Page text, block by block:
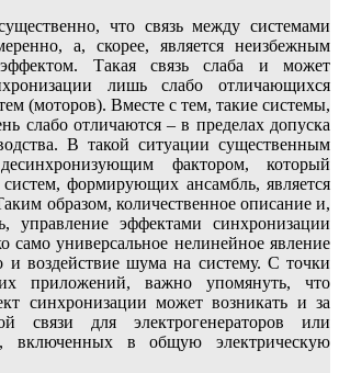
что связь между системами
а, скорее, является неизбежным
Такая связь слаба и может
лишь слабо отличающихся
(моторов). Вместе с тем, такие системы,
слабо отличаются – в пределах допуска
В такой ситуации существенным
фактором, который
формирующих ансамбль, является
образом, количественное описание и,
управление эффектами синхронизации
само универсальное нелинейное явление
и воздействие шума на систему. С точки
приложений, важно упомянуть, что
синхронизации может возникать и за
связи для электрогенераторов или
включенных в общую электрическую